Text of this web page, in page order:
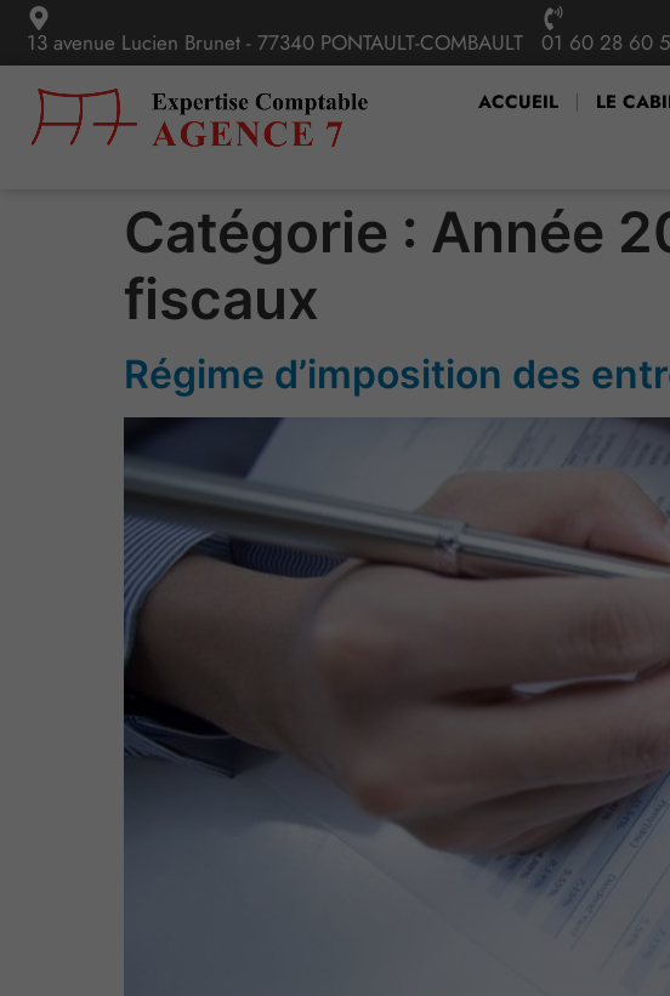
13 avenue Lucien Brunet - 77340 PONTAULT-COMBAULT 01 60 28 60
ACCUEIL LE
Catégorie : Année
fiscaux
Régime d’imposition des